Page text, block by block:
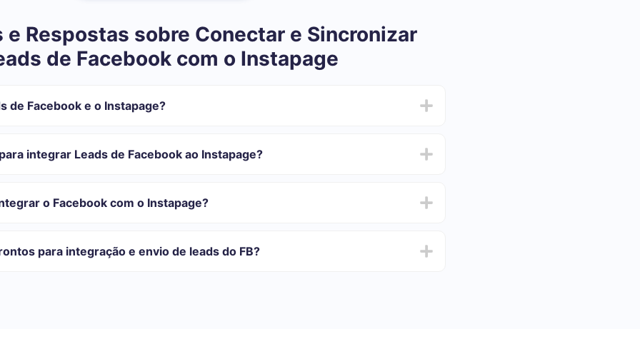
e Respostas sobre Conectar e Sincronizar
de Facebook com o Instapage
de Facebook e o Instapage?
do Facebook para o Instapage
integrar Leads de Facebook ao Instapage?
o Facebook com o Instapage?
para integração e envio de leads do FB?